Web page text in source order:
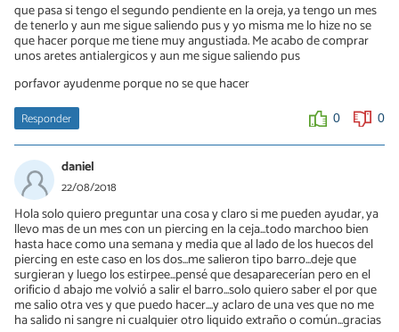
0
que pasa si tengo el segundo pendiente en la oreja, ya tengo un mes
de tenerlo y aun me sigue saliendo pus y yo misma me lo hize no se
que hacer porque me tiene muy angustiada. Me acabo de comprar
unos aretes antialergicos y aun me sigue saliendo pus
porfavor ayudenme porque no se que hacer
Responder 0 0
daniel
22/08/2018
Hola solo quiero preguntar una cosa y claro si me pueden ayudar, ya
llevo mas de un mes con un piercing en la ceja...todo marchoo bien
hasta hace como una semana y media que al lado de los huecos del
piercing en este caso en los dos...me salieron tipo barro...deje que
surgieran y luego los estirpee...pensé que desaparecerían pero en el
orificio d abajo me volvió a salir el barro...solo quiero saber el por que
me salio otra ves y que puedo hacer....y aclaro de una ves que no me
ha salido ni sangre ni cualquier otro liquido extraño o común...gracias